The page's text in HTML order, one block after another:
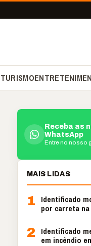
TURISMO
Receba as
WhatsApp
Entre no nosso
MAIS LIDAS
1
Identificado
por carreta na
2
Identificado
em incêndio